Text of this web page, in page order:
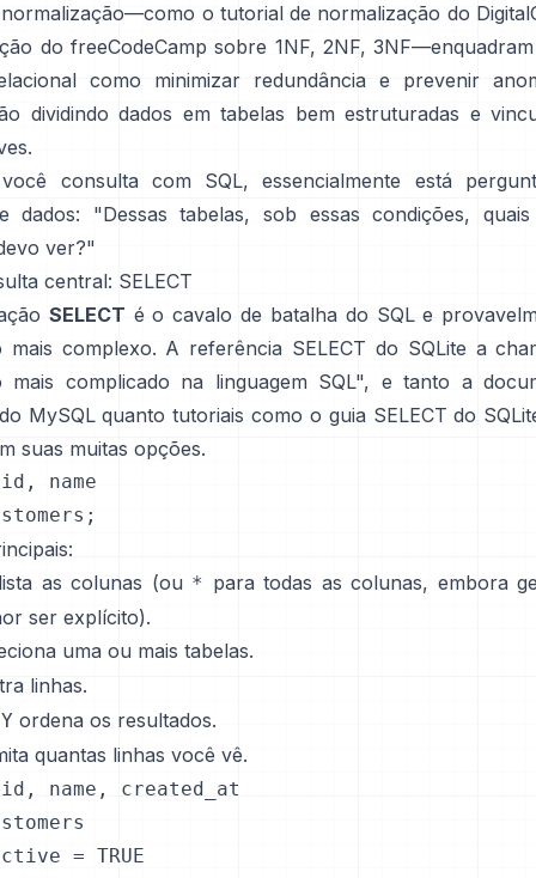
normalização—como o tutorial de normalização do
do freeCodeCamp sobre 1NF, 2NF, 3NF
como minimizar redundância e prevenir
dividindo dados em tabelas bem estruturadas e
consulta com SQL, essencialmente está
dados: "Dessas tabelas, sob essas condições,
ver?"
central: SELECT
SELECT é o cavalo de batalha do SQL e
mais complexo. A referência SELECT do SQLite a
mais complicado na linguagem SQL", e tanto a
MySQL quanto tutoriais como o guia SELECT do
suas muitas opções.
id, name
as colunas (ou * para todas as colunas, embora
ser explícito).
uma ou mais tabelas.
linhas.
ordena os resultados.
quantas linhas você vê.
id, name, created_at
= TRUE